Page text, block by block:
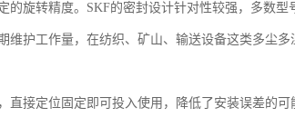
旋转精度。SKF的密封设计针对性较强，多数型
护工作量，在纺织、矿山、输送设备这类多尘多
接定位固定即可投入使用，降低了安装误差的可